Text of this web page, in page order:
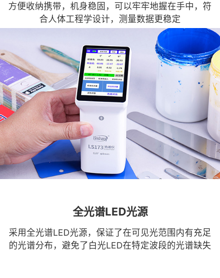
方便收纳携带，机身稳固，可以牢牢地握在手中，符
合人体工程学设计，测量数据更稳定
全光谱LED光源
采用全光谱LED光源，保证了在可见光范围内有充足
的光谱分布，避免了白光LED在特定波段的光谱缺失